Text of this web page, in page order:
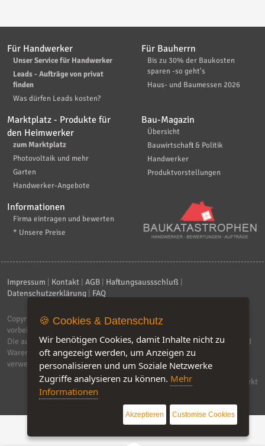
Für Handwerker
Unser Service für Handwerker
Leads - Aufträge von privat
finden
Was dürfen Leads kosten?
Für Bauherrn
Bis zu 30% der Baukosten
sparen -so geht's
Haus- und Baumessen 2026
Marktplatz - Produkte für
den Heimwerker
zum Marktplatz
Photovoltaik und mehr
Garten
Handwerker-Angebote
Bau-Magazin
Übersicht
Bauwirtschaft & Politik
Handwerker
Produktvorstellungen
Informationen
Firma eintragen und bewerten
* Unsere Preise
Impressum Kontakt AGB Haftungsaussschluß
Datenschutzerklärung
FAQ
Copyright © 2026ebiz-consult GmbH & Co. KG
vorbehalten.
Die auf dieser Seite verwendeten Produktbezeichnungen, Namen und
Warenzeichen sind Eigentum der jeweiligen Firmen. Unser Portal
verwendet Affiliat-Links, für dir wir Geld erhalten.
Software by IQ-Markt
🍪 Cookies & Datenschutz
Wir benötigen Cookies, damit Inhalte nicht zu
oft angezeigt werden, um Anzeigen zu
personalisieren und um Soziale Netzwerke
Zugriffe analysieren zu können. Mehr
Informationen
Akzeptieren Customise Cookies